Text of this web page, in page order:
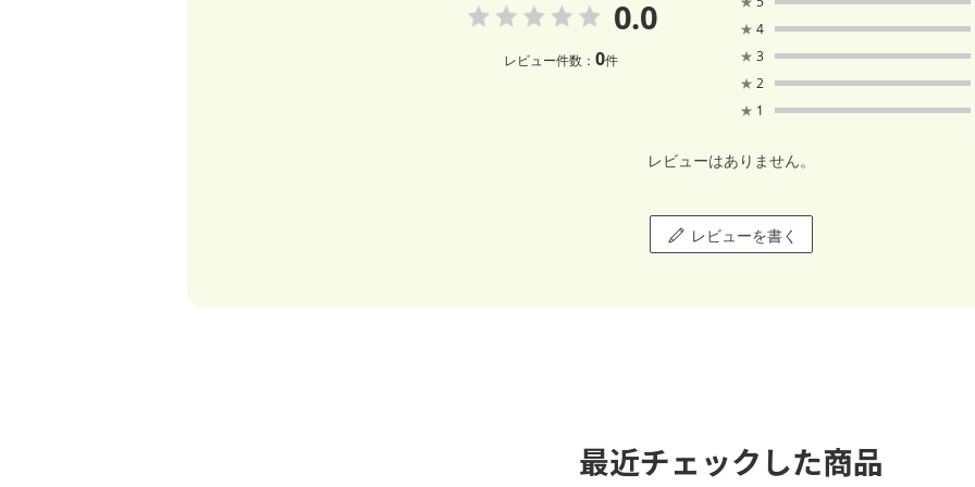
0.0
レビュー件数： 0件
★ 4
★ 3
★ 2
★ 1
レビューはありません。
レビューを書く
最近チェックした商品